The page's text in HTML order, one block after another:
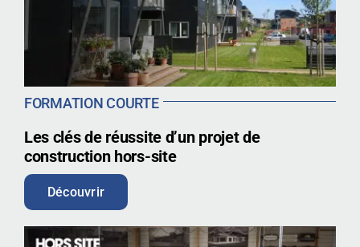
FORMATION COURTE
Les clés de réussite d’un projet de
construction hors-site
Découvrir